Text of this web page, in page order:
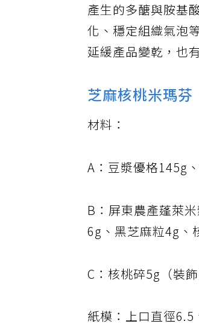
產生的多醣與胺基
化、穩定組織氣泡
延緩產品變乾，也
芝麻核桃米瑪芬
材料：
A：豆漿優格145g
B：屏東農產蓬萊
6g、黑芝麻粒4g、
C：核桃碎5g（裝飾
紙模：上口直徑6.5